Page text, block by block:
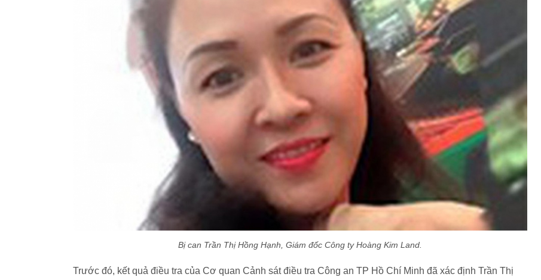
Bị can Trần Thị Hồng Hạnh, Giám đốc Công ty Hoàng Kim Land.
Trước đó, kết quả điều tra của Cơ quan Cảnh sát điều tra Công an TP Hồ Chí Minh đã xác định Trần Thị